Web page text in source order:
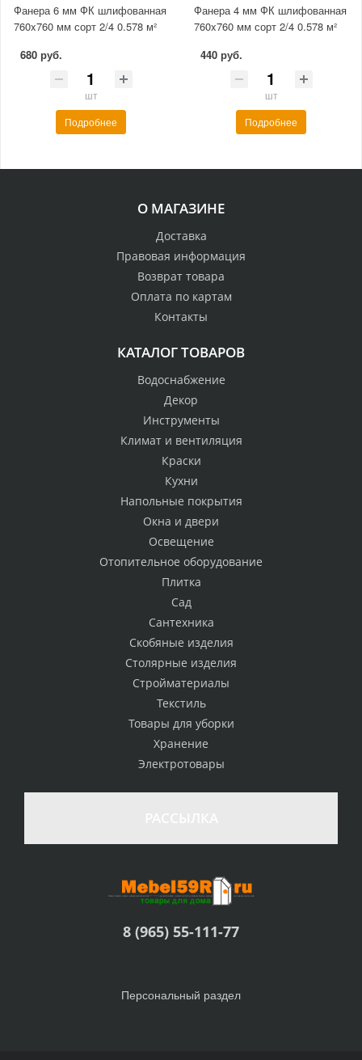
Фанера 6 мм ФК шлифованная
760x760 мм сорт 2/4 0.578 м²
680 руб.
шт
Подробнее
Фанера 4 мм ФК шлифованная
760x760 мм сорт 2/4 0.578 м²
440 руб.
шт
Подробнее
О МАГАЗИНЕ
Доставка
Правовая информация
Возврат товара
Оплата по картам
Контакты
КАТАЛОГ ТОВАРОВ
Водоснабжение
Декор
Инструменты
Климат и вентиляция
Краски
Кухни
Напольные покрытия
Окна и двери
Освещение
Отопительное оборудование
Плитка
Сад
Сантехника
Скобяные изделия
Столярные изделия
Стройматериалы
Текстиль
Товары для уборки
Хранение
Электротовары
8 (965) 55-111-77
Персональный раздел